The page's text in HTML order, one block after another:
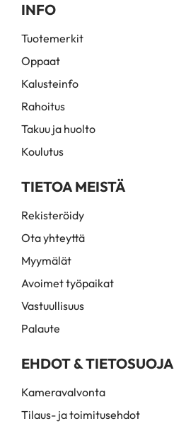
INFO
Tuotemerkit
Oppaat
Kalusteinfo
Rahoitus
Takuu ja huolto
Koulutus
TIETOA MEISTÄ
Rekisteröidy
Ota yhteyttä
Myymälät
Avoimet työpaikat
Vastuullisuus
Palaute
EHDOT & TIETOSUOJA
Kameravalvonta
Tilaus- ja toimitusehdot